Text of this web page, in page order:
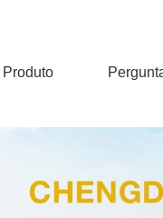
Produto